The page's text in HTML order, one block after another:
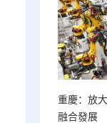
重慶：放
融合發展